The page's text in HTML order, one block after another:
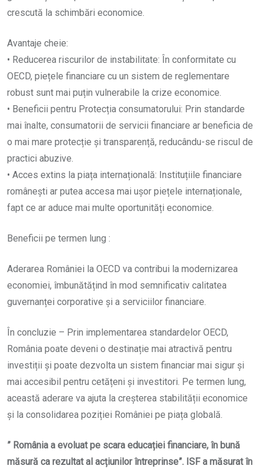
crescută la schimbări economice.
Avantaje cheie:
• Reducerea riscurilor de instabilitate: În conformitate cu
OECD, piețele financiare cu un sistem de reglementare
robust sunt mai puțin vulnerabile la crize economice.
• Beneficii pentru Protecția consumatorului: Prin standarde
mai înalte, consumatorii de servicii financiare ar beneficia de
o mai mare protecție și transparență, reducându-se riscul de
practici abuzive.
• Acces extins la piața internațională: Instituțiile financiare
românești ar putea accesa mai ușor piețele internaționale,
fapt ce ar aduce mai multe oportunități economice.
Beneficii pe termen lung :
Aderarea României la OECD va contribui la modernizarea
economiei, îmbunătățind în mod semnificativ calitatea
guvernanței corporative și a serviciilor financiare.
În concluzie – Prin implementarea standardelor OECD,
România poate deveni o destinație mai atractivă pentru
investiții și poate dezvolta un sistem financiar mai sigur și
mai accesibil pentru cetățeni și investitori. Pe termen lung,
această aderare va ajuta la creșterea stabilității economice
și la consolidarea poziției României pe piața globală.
” România a evoluat pe scara educației financiare, în bună
măsură ca rezultat al acțiunilor întreprinse”. ISF a măsurat în